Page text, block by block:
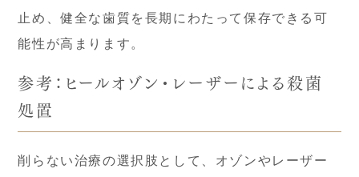
止め、健全な歯質を長期にわたって保存できる可
能性が高まります。
参考：ヒールオゾン・レーザーによる殺菌
処置
削らない治療の選択肢として、オゾンやレーザー